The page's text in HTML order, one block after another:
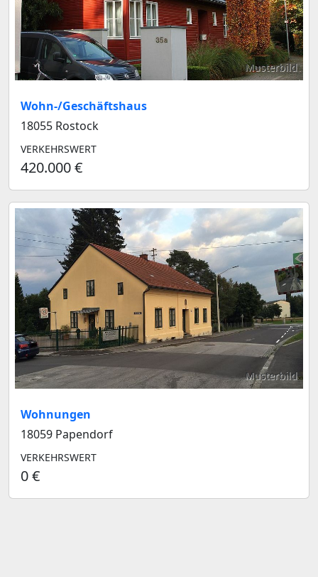
Musterbild
Wohn-/Geschäftshaus
18055 Rostock
VERKEHRSWERT
420.000 €
Musterbild
Wohnungen
18059 Papendorf
VERKEHRSWERT
0 €